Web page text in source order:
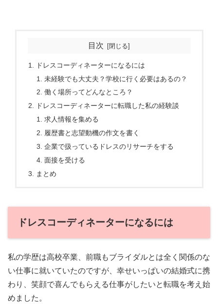
目次
ドレスコーディネーターになるには
未経験でも大丈夫？学校に行く必要はあるの？
働く場所ってどんなところ？
ドレスコーディネーターに転職した私の経験談
求人情報を集める
履歴書と志望動機の作文を書く
企業で扱っているドレスのリサーチをする
面接を受ける
まとめ
ドレスコーディネーターになるには
私の学歴は高校卒業、前職もブライダルとは全く関係のな
い仕事に就いていたのですが、幸せいっぱいの結婚式に携
わり、笑顔で喜んでもらえる仕事がしたいと転職を考え始
めました。